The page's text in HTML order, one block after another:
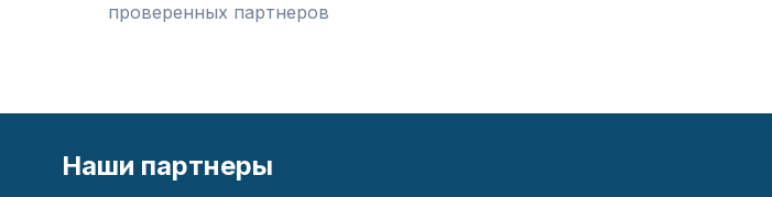
проверенных партнеров
Наши партнеры